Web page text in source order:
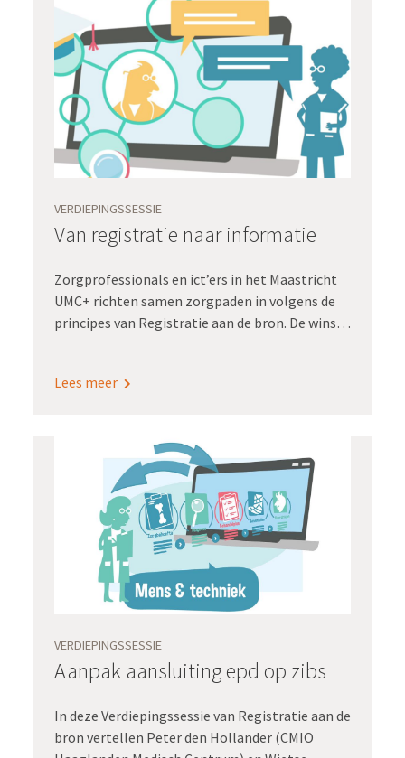
VERDIEPINGSSESSIE
Van registratie naar informatie
Zorgprofessionals en ict’ers in het Maastricht
UMC+ richten samen zorgpaden in volgens de
principes van Registratie aan de bron. De winst:
uitkomsten. Bovendien maakt zo’n generieke
Lees meer
VERDIEPINGSSESSIE
Aanpak aansluiting epd op zibs
In deze Verdiepingssessie van Registratie aan de
bron vertellen Peter den Hollander (CMIO